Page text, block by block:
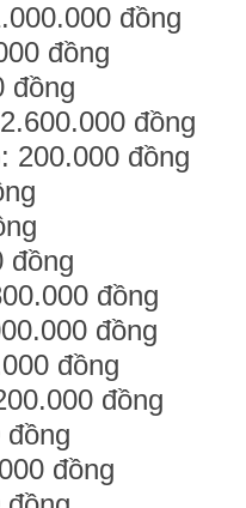
đồng
đồng
đồng
đồng
200.000 đồng
đồng
đồng
đồng
đồng
đồng
đồng